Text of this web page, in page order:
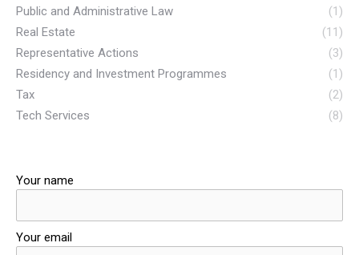
Public and Administrative Law
(1)
Real Estate
(11)
Representative Actions
(3)
Residency and Investment Programmes
(1)
Tax
(2)
Tech Services
(8)
Your name
Your email